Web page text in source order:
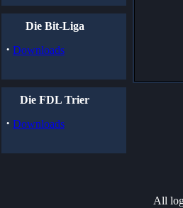
Die Bit-Liga
· Downloads
Die FDL Trier
· Downloads
All